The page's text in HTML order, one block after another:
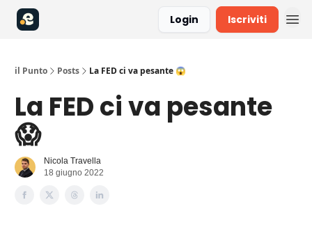
Login Iscriviti
il Punto Posts La FED ci va pesante 😱
La FED ci va pesante
😱
Nicola Travella
18 giugno 2022